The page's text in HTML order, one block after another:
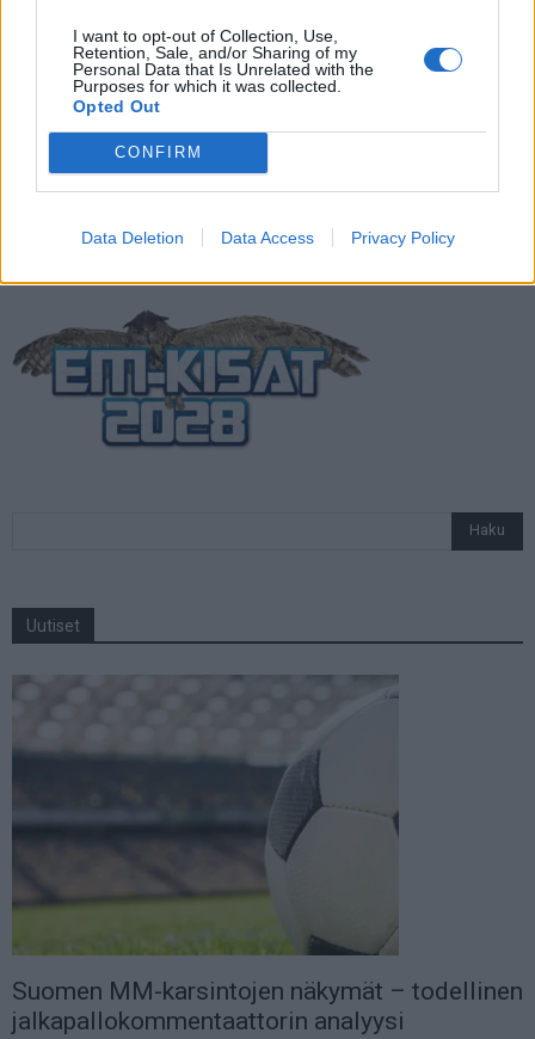
I want to opt-out of Collection, Use,
Retention, Sale, and/or Sharing of my
Personal Data that Is Unrelated with the
Purposes for which it was collected.
Opted Out
CONFIRM
Data Deletion Data Access Privacy Policy
näin katsot ottelun
Jalkapallon U21 EM-kisat 2025 – tässä
otteluohjelma ja Suomen joukkue
Uutiset
Suomen MM-karsintojen näkymät – todellinen
jalkapallokommentaattorin analyysi